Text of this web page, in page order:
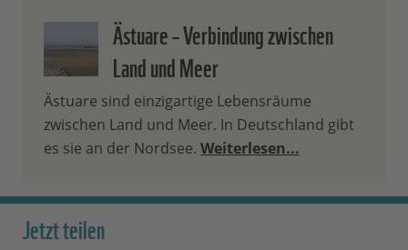
Ästuare – Verbindung zwischen
Land und Meer
Ästuare sind einzigartige Lebensräume
zwischen Land und Meer. In Deutschland gibt
es sie an der Nordsee. Weiterlesen...
Jetzt teilen